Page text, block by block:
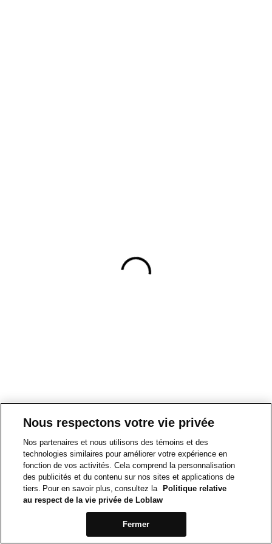
Nous respectons votre vie privée
Nos partenaires et nous utilisons des témoins et des
technologies similaires pour améliorer votre expérience en
fonction de vos activités. Cela comprend la personnalisation
des publicités et du contenu sur nos sites et applications de
tiers. Pour en savoir plus, consultez la
Politique relative
au respect de la vie privée de Loblaw
Fermer